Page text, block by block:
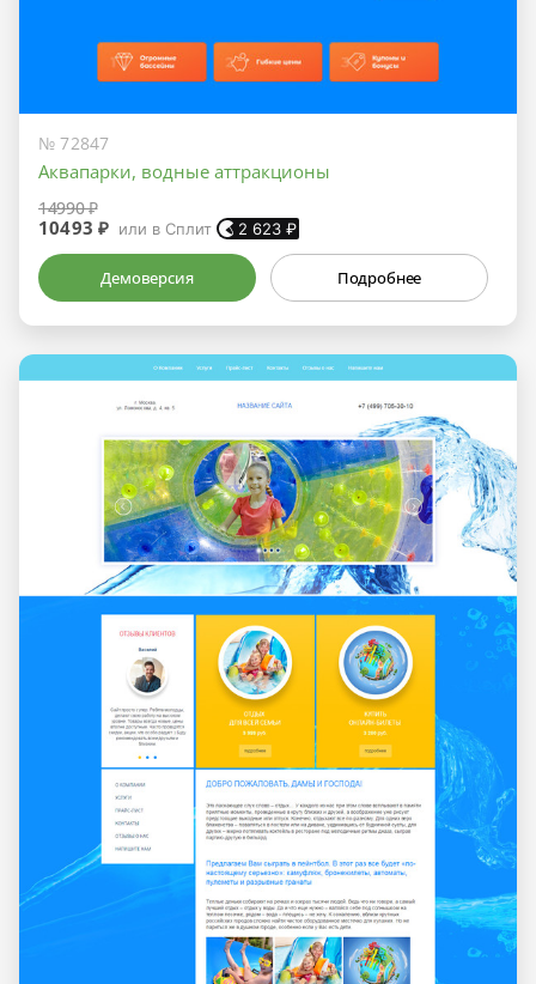
№ 72847
Аквапарки, водные аттракционы
14990 ₽
10493 ₽ или в Сплит 2 623 ₽
Демоверсия Подробнее